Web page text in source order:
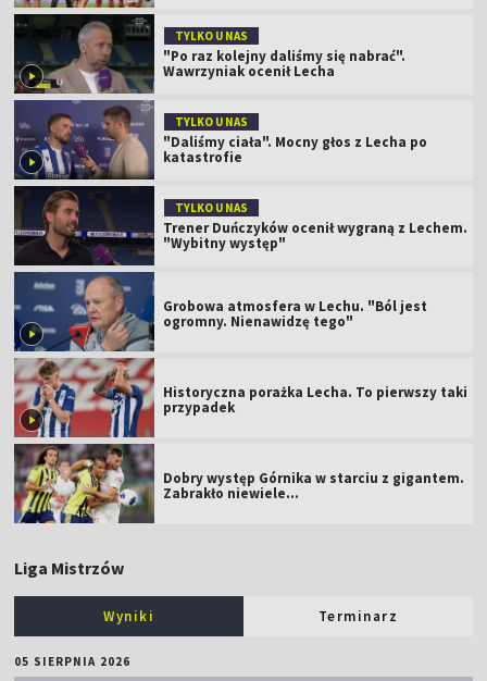
TYLKO U NAS
"Po raz kolejny daliśmy się nabrać".
Wawrzyniak ocenił Lecha
TYLKO U NAS
"Daliśmy ciała". Mocny głos z Lecha po
katastrofie
TYLKO U NAS
Trener Duńczyków ocenił wygraną z Lechem.
"Wybitny występ"
Grobowa atmosfera w Lechu. "Ból jest
ogromny. Nienawidzę tego"
Historyczna porażka Lecha. To pierwszy taki
przypadek
Dobry występ Górnika w starciu z gigantem.
Zabrakło niewiele...
Liga Mistrzów
Wyniki Terminarz
05 SIERPNIA 2026